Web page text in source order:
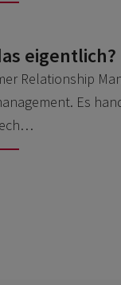
eigentlich?
Relationship
Es